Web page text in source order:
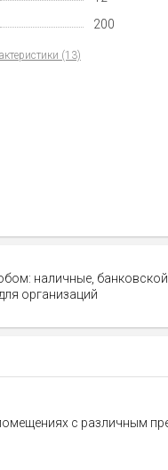
200
(13)
наличные, банковской
организаций
с различным